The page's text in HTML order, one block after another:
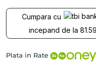
PEARL
SAMARKAND,
Roz
Cumpara cu
incepand de la
Plata in Rate